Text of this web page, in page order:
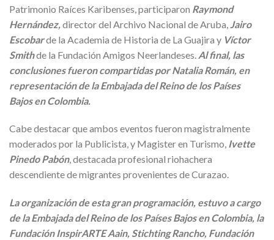
Patrimonio Raíces Karibenses, participaron Raymond
Hernández, director del Archivo Nacional de Aruba, Jairo
Escobarde la Academia de Historia de La Guajira y Víctor
Smithde la Fundación Amigos Neerlandeses. Al final, las
conclusiones fueron compartidas por Natalia Román, en
representación de la Embajada del Reino de los Países
Bajos en Colombia.
Cabe destacar que ambos eventos fueron magistralmente
moderados por la Publicista, y Magister en Turismo, Ivette
Pinedo Pabón, destacada profesional riohachera
descendiente de migrantes provenientes de Curazao.
La organización de esta gran programación, estuvo a cargo
de la Embajada del Reino de los Países Bajos en Colombia, la
Fundación InspirARTE Aain, Stichting Rancho, Fundación